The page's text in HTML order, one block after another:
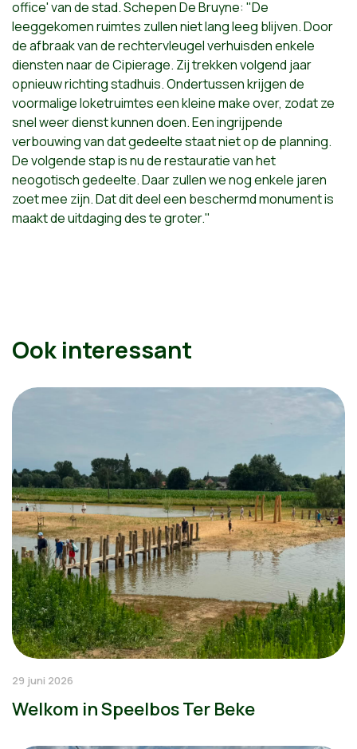
office' van de stad. Schepen De Bruyne: "De
leeggekomen ruimtes zullen niet lang leeg blijven. Door
de afbraak van de rechtervleugel verhuisden enkele
diensten naar de Cipierage. Zij trekken volgend jaar
opnieuw richting stadhuis. Ondertussen krijgen de
voormalige loketruimtes een kleine make over, zodat ze
snel weer dienst kunnen doen. Een ingrijpende
verbouwing van dat gedeelte staat niet op de planning.
De volgende stap is nu de restauratie van het
neogotisch gedeelte. Daar zullen we nog enkele jaren
zoet mee zijn. Dat dit deel een beschermd monument is
maakt de uitdaging des te groter."
Ook interessant
29 juni 2026
Welkom in Speelbos Ter Beke